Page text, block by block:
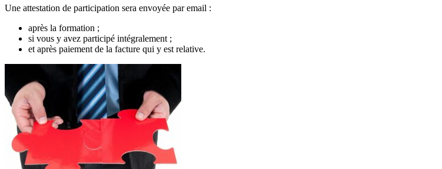
Une attestation de participation sera envoyée par email :
après la formation ;
si vous y avez participé intégralement ;
et après paiement de la facture qui y est relative.